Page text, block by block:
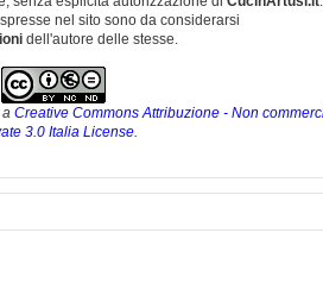
nel sito sono da considerarsi
dell'autore delle stesse.
a Creative Commons Attribuzione - Non
3.0 Italia License.